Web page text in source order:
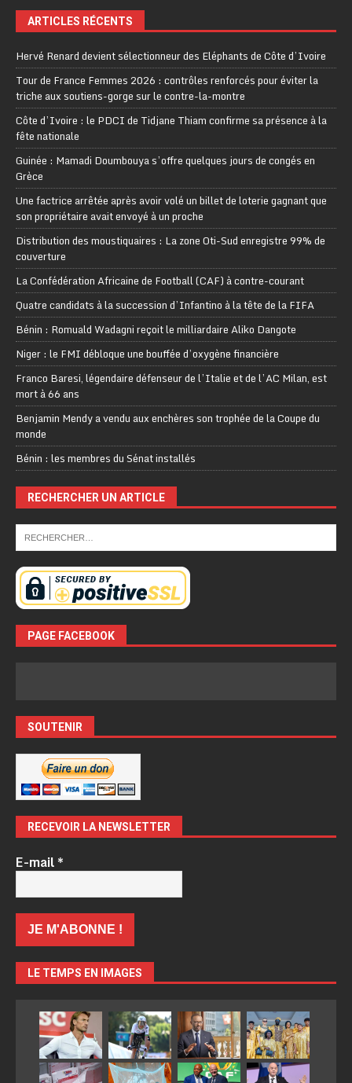
ARTICLES RÉCENTS
Hervé Renard devient sélectionneur des Eléphants de Côte d’Ivoire
Tour de France Femmes 2026 : contrôles renforcés pour éviter la
triche aux soutiens-gorge sur le contre-la-montre
Côte d’Ivoire : le PDCI de Tidjane Thiam confirme sa présence à la
fête nationale
Guinée : Mamadi Doumbouya s’offre quelques jours de congés en
Grèce
Une factrice arrêtée après avoir volé un billet de loterie gagnant que
son propriétaire avait envoyé à un proche
Distribution des moustiquaires : La zone Oti-Sud enregistre 99% de
couverture
La Confédération Africaine de Football (CAF) à contre-courant
Quatre candidats à la succession d’Infantino à la tête de la FIFA
Bénin : Romuald Wadagni reçoit le milliardaire Aliko Dangote
Niger : le FMI débloque une bouffée d’oxygène financière
Franco Baresi, légendaire défenseur de l’Italie et de l’AC Milan, est
mort à 66 ans
Benjamin Mendy a vendu aux enchères son trophée de la Coupe du
monde
Bénin : les membres du Sénat installés
RECHERCHER UN ARTICLE
PAGE FACEBOOK
SOUTENIR
RECEVOIR LA NEWSLETTER
E-mail*
LE TEMPS EN IMAGES